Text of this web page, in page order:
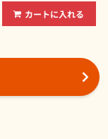
カートに入れる